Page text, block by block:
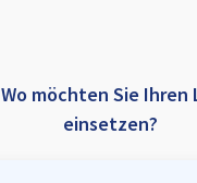
Wo möchten Sie Ihren
einsetzen?